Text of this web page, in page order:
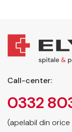
Call-center:
0332
(apelabil din